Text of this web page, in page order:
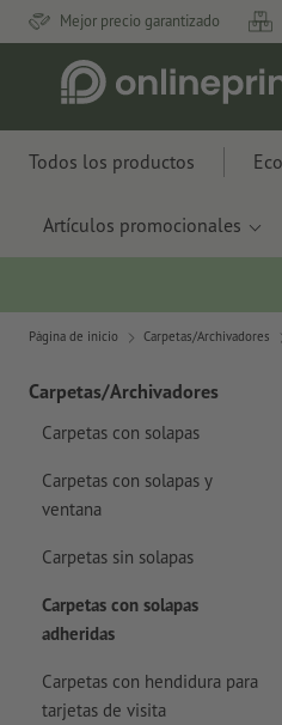
Mejor precio garantizado
Todos los productos
Artículos promocionales
Página de inicio Carpetas/Archivadores
Carpetas/Archivadores
Carpetas con solapas
Carpetas con solapas y
ventana
Carpetas sin solapas
Carpetas con solapas
adheridas
Carpetas con hendidura para
tarjetas de visita